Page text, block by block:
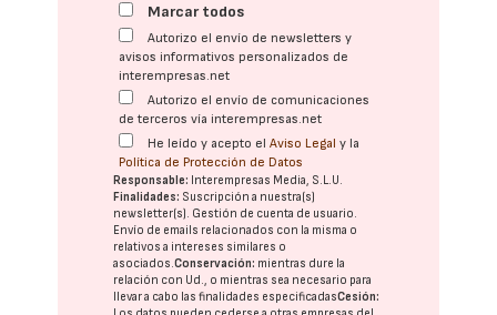
Marcar todos
Autorizo el envío de newsletters y
avisos informativos personalizados de
interempresas.net
Autorizo el envío de comunicaciones
de terceros vía interempresas.net
He leído y acepto elAviso Legal y la
Política de Protección de Datos
Responsable: Interempresas Media, S.L.U.
Finalidades: Suscripción a nuestra(s)
newsletter(s). Gestión de cuenta de usuario.
Envío de emails relacionados con la misma o
relativos a intereses similares o
asociados.Conservación: mientras dure la
relación con Ud., o mientras sea necesario para
llevar a cabo las finalidades especificadasCesión: